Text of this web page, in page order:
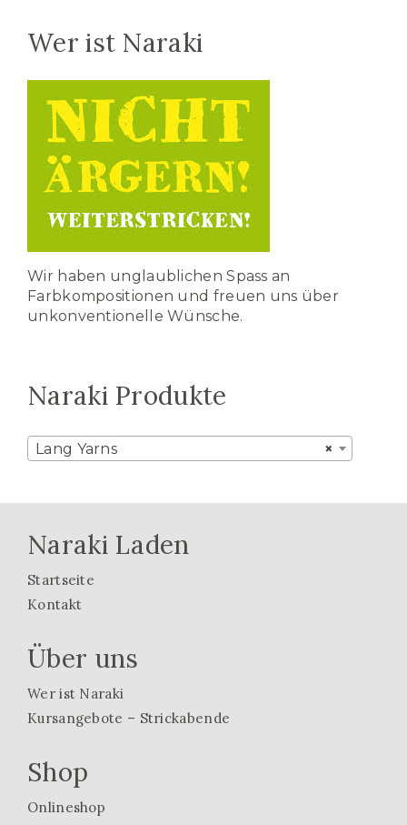
Wer ist Naraki
Wir haben unglaublichen Spass an
Farbkompositionen und freuen uns über
unkonventionelle Wünsche.
Naraki Produkte
×
Lang Yarns
Naraki Laden
Startseite
Kontakt
Über uns
Wer ist Naraki
Kursangebote – Strickabende
Shop
Onlineshop